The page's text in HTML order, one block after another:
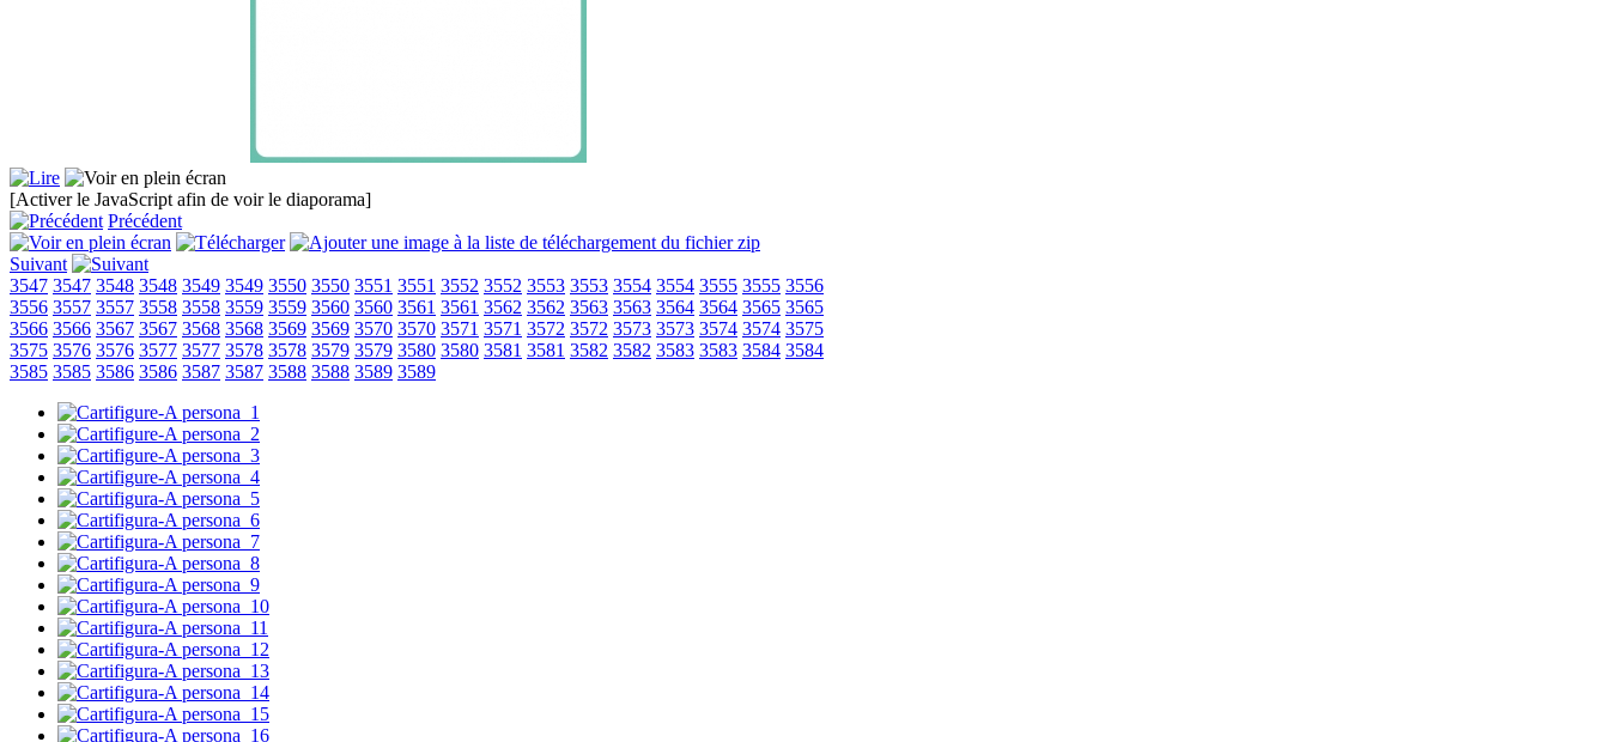
[Activer le JavaScript afin de voir le diaporama]
Précédent
Suivant
3547 3547 3548 3548 3549 3549 3550 3550 3551 3551 3552 3552 3553 3553 3554 3554 3555 3555 3556
3556 3557 3557 3558 3558 3559 3559 3560 3560 3561 3561 3562 3562 3563 3563 3564 3564 3565 3565
3566 3566 3567 3567 3568 3568 3569 3569 3570 3570 3571 3571 3572 3572 3573 3573 3574 3574 3575
3575 3576 3576 3577 3577 3578 3578 3579 3579 3580 3580 3581 3581 3582 3582 3583 3583 3584 3584
3585 3585 3586 3586 3587 3587 3588 3588 3589 3589